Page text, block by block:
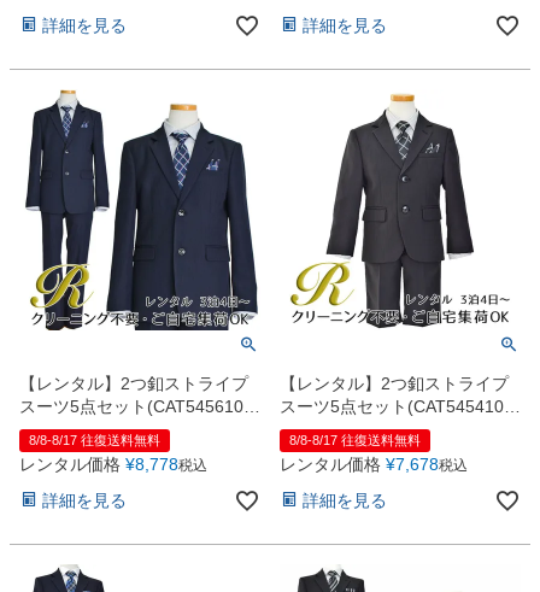
詳細を見る 詳細を見る
【レンタル】2つ釦ストライプ
スーツ5点セット(CAT545610)
ネイビー
8/8-8/17 往復送料無料
レンタル価格 ¥8,778税込
詳細を見る
【レンタル】2つ釦ストライプ
スーツ5点セット(CAT545410)
ブラック
8/8-8/17 往復送料無料
レンタル価格 ¥7,678税込
詳細を見る